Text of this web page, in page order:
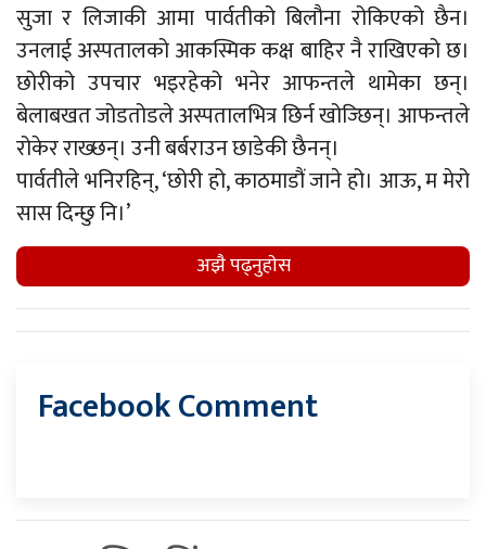
सुजा र लिजाकी आमा पार्वतीको बिलौना रोकिएको छैन।
उनलाई अस्पतालको आकस्मिक कक्ष बाहिर नै राखिएको छ।
छोरीको उपचार भइरहेको भनेर आफन्तले थामेका छन्।
बेलाबखत जोडतोडले अस्पतालभित्र छिर्न खोज्छिन्। आफन्तले
रोकेर राख्छन्। उनी बर्बराउन छाडेकी छैनन्।
पार्वतीले भनिरहिन्, ‘छोरी हो, काठमाडौं जाने हो। आऊ, म मेरो
सास दिन्छु नि।’
अझै पढ्नुहाेस
Facebook Comment